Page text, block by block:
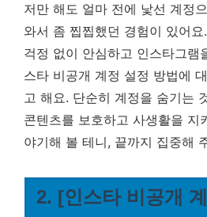
저만 해도 얼마 전에 낯선 계정
와서 좀 찝찝했던 경험이 있어
걱정 없이 안심하고 인스타그램
스타 비공개 계정 설정 방법에
고 해요. 단순히 계정을 숨기는
콘텐츠를 보호하고 사생활을 지
야기해 볼 테니, 끝까지 집중해
2. [인스타 비공개